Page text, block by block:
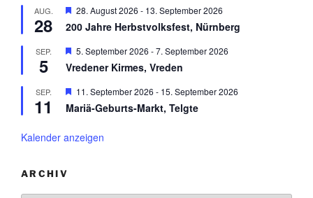
e
n
e
h
o
e
o
r
e
h
o
e
AUG.
28
H
r
o
r
e
h
o
n
28. August 2026 - 13. September 2026
200 Jahre Herbstvolksfest, Nürnberg
SEP.
5
H
r
o
r
h
5. September 2026 -7. September 2026
Vredener Kirmes, Vreden
SEP.
11
H
r
o
o
11. September 2026 - 15. September 2026
Mariä-Geburts-Markt, Telgte
Kalender anzeigen
ARCHIV